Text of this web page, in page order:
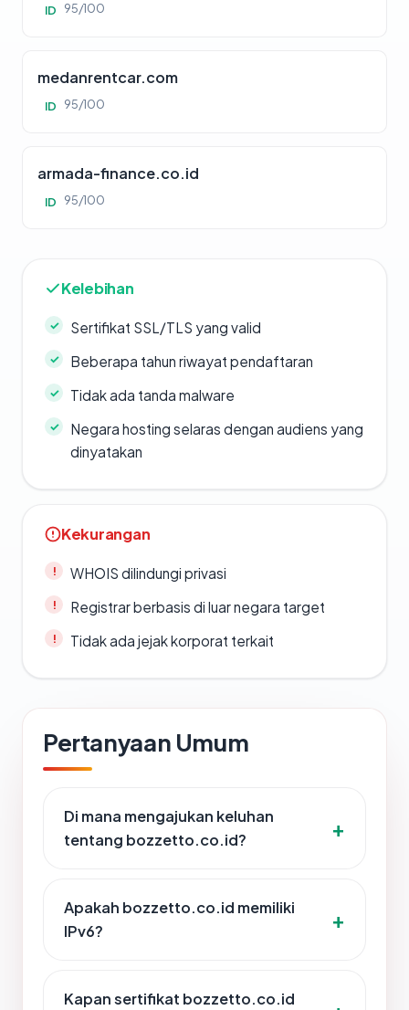
ID 95/100
medanrentcar.com
ID 95/100
armada-finance.co.id
ID 95/100
Kelebihan
Sertifikat SSL/TLS yang valid
Beberapa tahun riwayat pendaftaran
Tidak ada tanda malware
Negara hosting selaras dengan audiens yang
dinyatakan
Kekurangan
WHOIS dilindungi privasi
Registrar berbasis di luar negara target
Tidak ada jejak korporat terkait
Pertanyaan Umum
Di mana mengajukan keluhan
tentang bozzetto.co.id?
Apakah bozzetto.co.id memiliki
IPv6?
Kapan sertifikat bozzetto.co.id